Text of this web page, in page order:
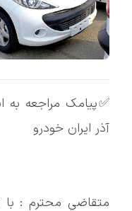
مراجعه به اسقاط
خودرو
محترم : با سلام ؛ نظر